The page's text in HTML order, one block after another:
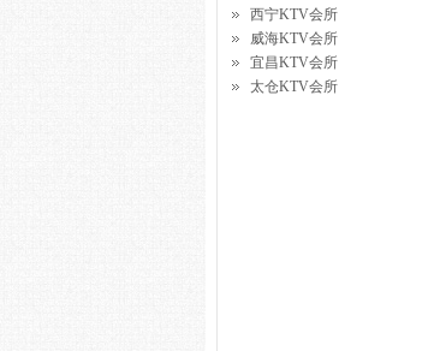
西宁KTV会所
威海KTV会所
宜昌KTV会所
太仓KTV会所